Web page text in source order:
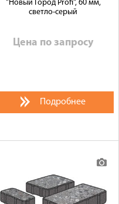
"Новый Город Profi", 60 мм,
светло-серый
Цена по запросу
Подробнее